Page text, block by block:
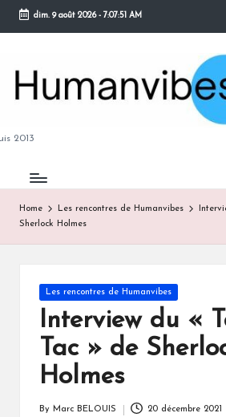
Skip
content
dim. 9 août 2026- 7:07:52 AM
2013
Home Les rencontres de Humanvibes
Sherlock Holmes
Posted
in
Les rencontres de Humanvibes
Interview du «
Tac » de
Holmes
By Marc BELOUIS 20 décembre 2021